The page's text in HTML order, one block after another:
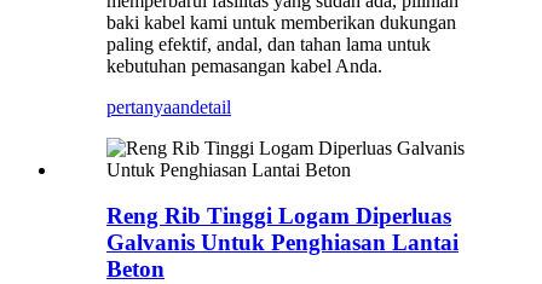
baki kabel kami untuk memberikan dukungan
paling efektif, andal, dan tahan lama untuk
kebutuhan pemasangan kabel Anda.
pertanyaandetail
Reng Rib Tinggi Logam Diperluas
Galvanis Untuk Penghiasan Lantai
Beton